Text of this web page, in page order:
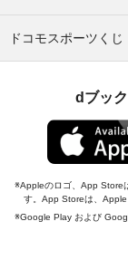
ドコモスポーツくじ
dブッ
Appleのロゴ、App Store
す。App Storeは、Apple
Google Play および